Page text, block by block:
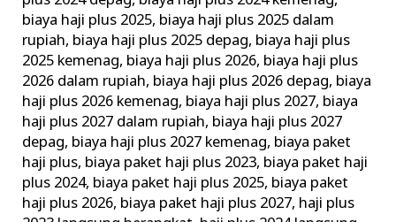
biaya haji plus 2025, biaya haji plus 2025 dalam
rupiah, biaya haji plus 2025 depag, biaya haji plus
2025 kemenag, biaya haji plus 2026, biaya haji plus
2026 dalam rupiah, biaya haji plus 2026 depag, biaya
haji plus 2026 kemenag, biaya haji plus 2027, biaya
haji plus 2027 dalam rupiah, biaya haji plus 2027
depag, biaya haji plus 2027 kemenag, biaya paket
haji plus, biaya paket haji plus 2023, biaya paket haji
plus 2024, biaya paket haji plus 2025, biaya paket
haji plus 2026, biaya paket haji plus 2027, haji plus